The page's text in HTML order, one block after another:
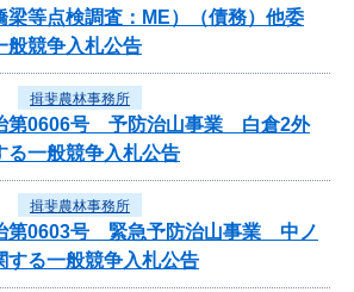
梁等点検調査：ME）（債務）他委
般競争入札公告
揖斐農林事務所
第0606号 予防治山事業 白倉2外
一般競争入札公告
揖斐農林事務所
第0603号 緊急予防治山事業 中ノ
る一般競争入札公告